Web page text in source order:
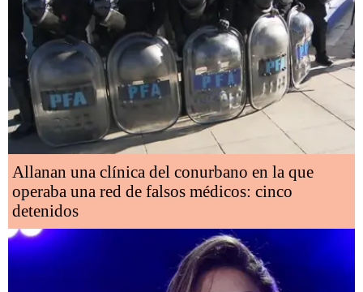
Allanan una clínica del conurbano en la que
operaba una red de falsos médicos: cinco
detenidos